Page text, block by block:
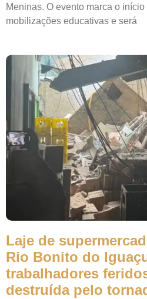
Meninas. O evento marca o
mobilizações educativas e será
Laje de
Rio Bonito do
trabalhadores
destruída pelo